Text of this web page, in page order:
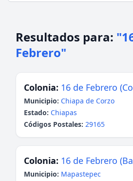
Resultados para:
Febrero"
Colonia: 16 de Febrero
Municipio: Chiapa de Corzo
Estado: Chiapas
Códigos Postales: 29165
Colonia: 16 de Febrero
Municipio: Mapastepec